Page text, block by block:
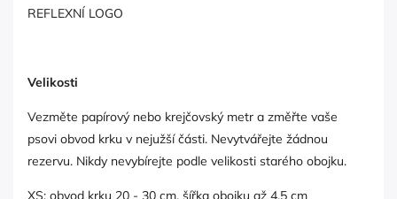
REFLEXNÍ LOGO
Velikosti
Vezměte papírový nebo krejčovský metr a změřte vaše
psovi obvod krku v nejužší části. Nevytvářejte žádnou
rezervu. Nikdy nevybírejte podle velikosti starého obojku.
XS: obvod krku 20 - 30 cm, šířka obojku až 4,5 cm